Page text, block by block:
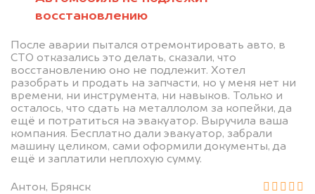
восстановлению
После аварии пытался отремонтировать авто, в
СТО отказались это делать, сказали, что
восстановлению оно не подлежит. Хотел
разобрать и продать на запчасти, но у меня нет ни
времени, ни инструмента, ни навыков. Только и
осталось, что сдать на металлолом за копейки, да
ещё и потратиться на эвакуатор. Выручила ваша
компания. Бесплатно дали эвакуатор, забрали
машину целиком, сами оформили документы, да
ещё и заплатили неплохую сумму.
Антон, Брянск
разборку.
Мы купим ваше авто на 20.000 руб.
дороже, чем предлагают на
автоаукционах.